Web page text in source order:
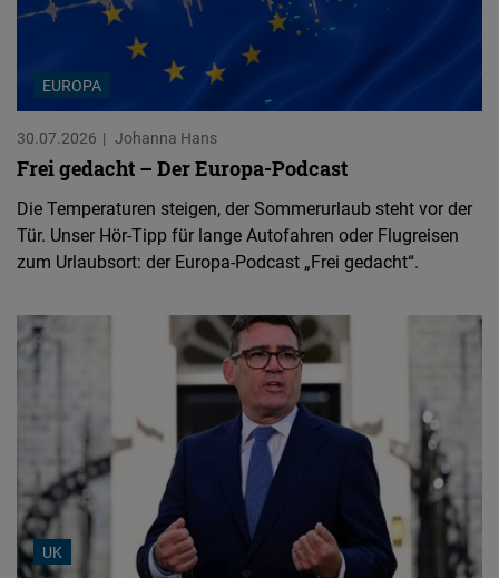
EUROPA
30.07.2026 Johanna Hans
Frei gedacht – Der Europa-Podcast
Die Temperaturen steigen, der Sommerurlaub steht vor der
Tür. Unser Hör-Tipp für lange Autofahren oder Flugreisen
zum Urlaubsort: der Europa-Podcast „Frei gedacht“.
UK